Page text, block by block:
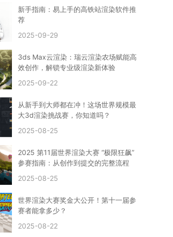
maya渲染 CG动画
动画制作
染 渲染农场
拟真人物制作 实时渲染
视觉效果
VRay制作案例
VFX案例
云渲染小课堂
案例
图渲染 免费云渲染
Autodesk
染 圣诞短片
风暴幽灵船
CG电影云渲染案例
Maya基础知识
Blender渲染技巧
3ds Max教程
CG软件资讯
渲染
SAAS渲染农场
Lumion
SketchUp教程
3dmax 渲染慢
染怎么收费
光引擎
新手指南：易上手的高铁站渲染软件推
荐
2025-09-29
3ds Max云渲染：瑞云渲染农场赋能高
效创作，解锁专业级渲染新体验
2025-09-22
从新手到大师都在冲！这场世界规模最
大3d渲染挑战赛，你知道吗？
2025-08-25
2025 第11届世界渲染大赛 “极限狂飙”
参赛指南：从创作到提交的完整流程
2025-08-25
世界渲染大赛奖金大公开！第十一届参
赛者能拿多少？
2025-08-22